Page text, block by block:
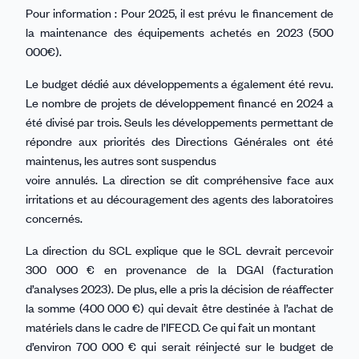
Pour information : Pour 2025, il est prévu le financement de
la maintenance des équipements achetés en 2023 (500
000€).
Le budget dédié aux développements a également été revu.
Le nombre de projets de développement financé en 2024 a
été divisé par trois. Seuls les développements permettant de
répondre aux priorités des Directions Générales ont été
maintenus, les autres sont suspendus
voire annulés. La direction se dit compréhensive face aux
irritations et au découragement des agents des laboratoires
concernés.
La direction du SCL explique que le SCL devrait percevoir
300 000 € en provenance de la DGAl (facturation
d’analyses 2023). De plus, elle a pris la décision de réaffecter
la somme (400 000 €) qui devait être destinée à l’achat de
matériels dans le cadre de l’IFECD. Ce qui fait un montant
d’environ 700 000 € qui serait réinjecté sur le budget de